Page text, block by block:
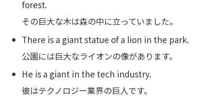
forest.
その巨大な木は森の中に立っていました。
There is a giant statue of a lion in the park.
公園には巨大なライオンの像があります。
He is a giant in the tech industry.
彼はテクノロジー業界の巨人です。